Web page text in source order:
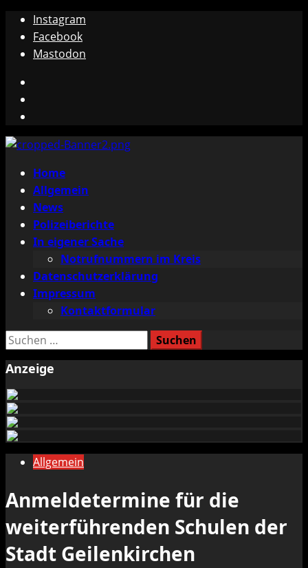
Zum
Inhalt
springen
Instagram
Facebook
Mastodon
Primäres
Menü
Home
Allgemein
News
Polizeiberichte
In eigener Sache
Notrufnummern im Kreis
Datenschutzerklärung
Impressum
Kontaktformular
Suchen
Anzeige
Allgemein
Anmeldetermine für die
weiterführenden Schulen der
Stadt Geilenkirchen